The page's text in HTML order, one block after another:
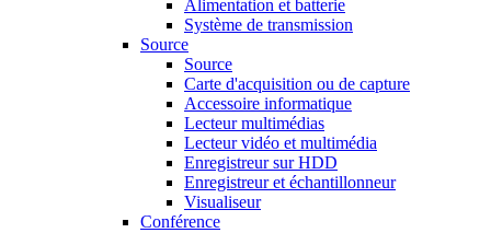
Alimentation et batterie
Système de transmission
Source
Source
Carte d'acquisition ou de capture
Accessoire informatique
Lecteur multimédias
Lecteur vidéo et multimédia
Enregistreur sur HDD
Enregistreur et échantillonneur
Visualiseur
Conférence